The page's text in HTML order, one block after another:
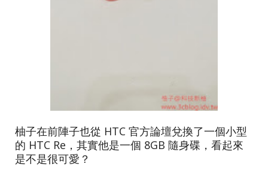
柚子在前陣子也從 HTC 官方論壇兌換了一個小型
的 HTC Re，其實他是一個 8GB 隨身碟，看起來
是不是很可愛？